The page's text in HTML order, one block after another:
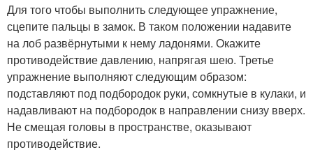
Для того чтобы выполнить следующее упражнение,
сцепите пальцы в замок. В таком положении надавите
на лоб развёрнутыми к нему ладонями. Окажите
противодействие давлению, напрягая шею. Третье
упражнение выполняют следующим образом:
подставляют под подбородок руки, сомкнутые в кулаки, и
надавливают на подбородок в направлении снизу вверх.
Не смещая головы в пространстве, оказывают
противодействие.